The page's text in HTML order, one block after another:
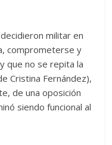
militar en
comprometerse y
que no se repita la
Cristina Fernández),
de una oposición
siendo funcional al